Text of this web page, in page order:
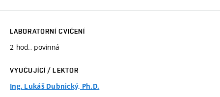
LABORATORNÍ CVIČENÍ
2 hod., povinná
VYUČUJÍCÍ / LEKTOR
Ing. Lukáš Dubnický, Ph.D.